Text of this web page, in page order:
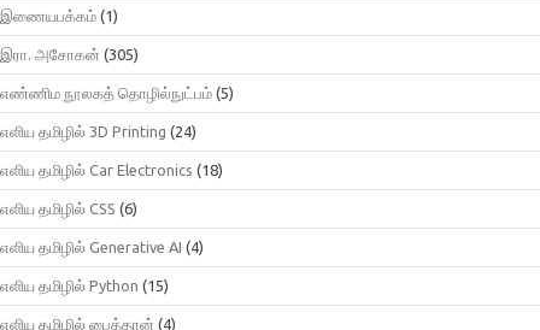
இணையபக்கம் (1)
இரா. அசோகன் (305)
எண்ணிம நூலகத் தொழில்நுட்பம் (5)
எளிய தமிழில் 3D Printing (24)
எளிய தமிழில் Car Electronics (18)
எளிய தமிழில் CSS (6)
எளிய தமிழில் Generative AI (4)
எளிய தமிழில் Python (15)
எளிய தமிழில் பைத்தான் (4)